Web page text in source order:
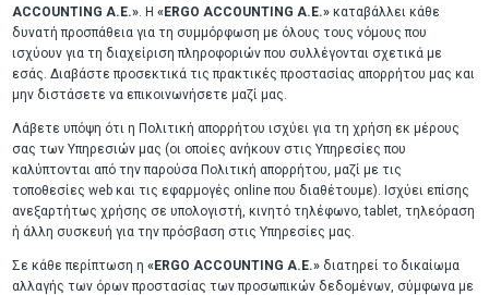
ACCOUNTING A.E.». Η «ERGO ACCOUNTING A.E.»καταβάλλει κάθε
δυνατή προσπάθεια για τη συμμόρφωση με όλους τους νόμους που
ισχύουν για τη διαχείριση πληροφοριών που συλλέγονται σχετικά με
εσάς. Διαβάστε προσεκτικά τις πρακτικές προστασίας απορρήτου μας και
μην διστάσετε να επικοινωνήσετε μαζί μας.
Λάβετε υπόψη ότι η Πολιτική απορρήτου ισχύει για τη χρήση εκ μέρους
σας των Υπηρεσιών μας (οι οποίες ανήκουν στις Υπηρεσίες που
καλύπτονται από την παρούσα Πολιτική απορρήτου, μαζί με τις
τοποθεσίες web και τις εφαρμογές online που διαθέτουμε). Ισχύει επίσης
ανεξαρτήτως χρήσης σε υπολογιστή, κινητό τηλέφωνο, tablet, τηλεόραση
ή άλλη συσκευή για την πρόσβαση στις Υπηρεσίες μας.
Σε κάθε περίπτωση η «ERGO ACCOUNTING A.E.» διατηρεί το δικαίωμα
αλλαγής των όρων προστασίας των προσωπικών δεδομένων, σύμφωνα με